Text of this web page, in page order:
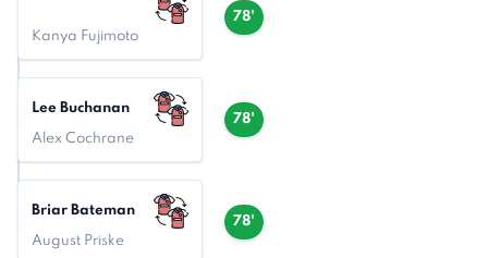
78'
Kanya Fujimoto
78'
Lee Buchanan
Alex Cochrane
78'
Briar Bateman
August Priske